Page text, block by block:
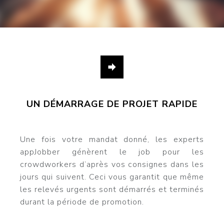
UN DÉMARRAGE DE PROJET RAPIDE
Une fois votre mandat donné, les experts
appJobber génèrent le job pour les
crowdworkers d’après vos consignes dans les
jours qui suivent. Ceci vous garantit que même
les relevés urgents sont démarrés et terminés
durant la période de promotion.